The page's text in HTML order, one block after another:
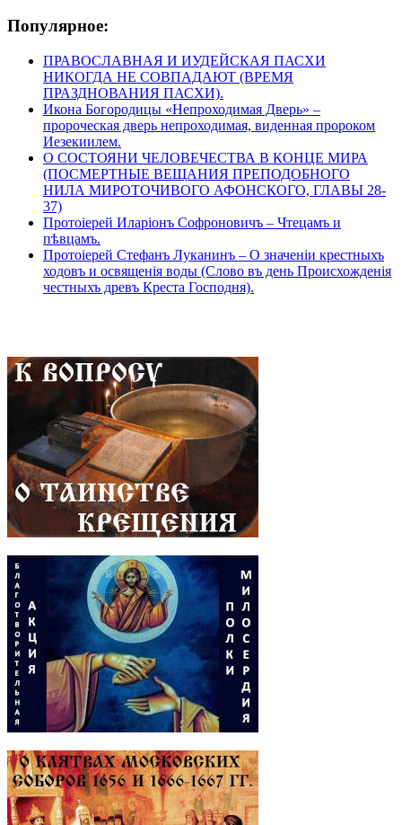
Популярное:
ПРАВОСЛАВНАЯ И ИУДЕЙСКАЯ ПАСХИ
НИКОГДА НЕ СОВПАДАЮТ (ВРЕМЯ
ПРАЗДНОВАНИЯ ПАСХИ).
Икона Богородицы «Непроходимая Дверь» –
пророческая дверь непроходимая, виденная пророком
Иезекиилем.
О СОСТОЯНИ ЧЕЛОВЕЧЕСТВА В КОНЦЕ МИРА
(ПОСМЕРТНЫЕ ВЕЩАНИЯ ПРЕПОДОБНОГО
НИЛА МИРОТОЧИВОГО АФОНСКОГО, ГЛАВЫ 28-
37)
Протоіерей Иларіонъ Софроновичъ – Чтецамъ и
пѣвцамъ.
Протоіерей Стефанъ Луканинъ – О значеніи крестныхъ
ходовъ и освященія воды (Слово въ день Происхожденія
честныхъ древъ Креста Господня).